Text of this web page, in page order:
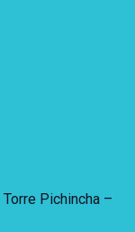
Pichincha –